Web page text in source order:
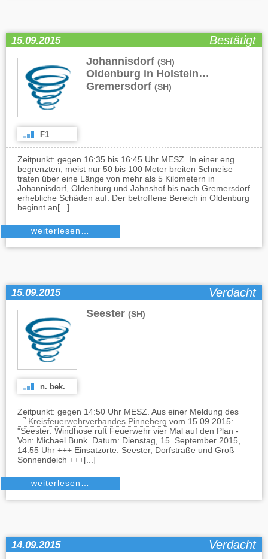
15.09.2015 Bestätigt
Johannisdorf (SH)
Oldenburg in Holstein(SH)
Gremersdorf (SH)
F1
Zeitpunkt: gegen 16:35 bis 16:45 Uhr MESZ. In einer eng
begrenzten, meist nur 50 bis 100 Meter breiten Schneise
traten über eine Länge von mehr als 5 Kilometern in
Johannisdorf, Oldenburg und Jahnshof bis nach Gremersdorf
erhebliche Schäden auf. Der betroffene Bereich in Oldenburg
beginnt an[...]
weiterlesen…
15.09.2015 Verdacht
Seester (SH)
n. bek.
Zeitpunkt: gegen 14:50 Uhr MESZ. Aus einer Meldung des
Kreisfeuerwehrverbandes Pinneberg vom 15.09.2015:
"Seester: Windhose ruft Feuerwehr vier Mal auf den Plan -
Von: Michael Bunk. Datum: Dienstag, 15. September 2015,
14.55 Uhr +++ Einsatzorte: Seester, Dorfstraße und Groß
Sonnendeich +++[...]
weiterlesen…
14.09.2015 Verdacht